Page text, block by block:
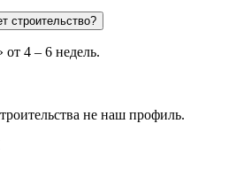
строительство?
от 4 – 6 недель.
не наш профиль.